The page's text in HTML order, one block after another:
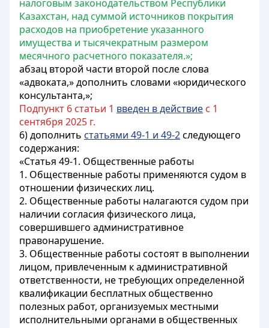
налоговым законодательством Республики
Казахстан, над суммой источников покрытия
расходов на приобретение указанного
имущества и тысячекратным размером
месячного расчетного показателя.»;
абзац второй части второй после слова
«адвоката,» дополнить словами «юридического
консультанта,»;
Подпункт 6 статьи 1 введен в действие с 1
сентября 2025 г.
6) дополнить статьями 49-1 и 49-2следующего
содержания:
«Статья 49-1. Общественные работы
1. Общественные работы применяются судом в
отношении физических лиц.
2. Общественные работы налагаются судом при
наличии согласия физического лица,
совершившего административное
правонарушение.
3. Общественные работы состоят в выполнении
лицом, привлеченным к административной
ответственности, не требующих определенной
квалификации бесплатных общественно
полезных работ, организуемых местными
исполнительными органами в общественных